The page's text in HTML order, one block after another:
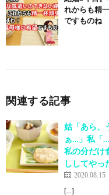
れからも精
ですものね
関連する記事
姑「あら、
ぁ…」私「
私の分だけ
ししてやっ
2020.08.15
[…]